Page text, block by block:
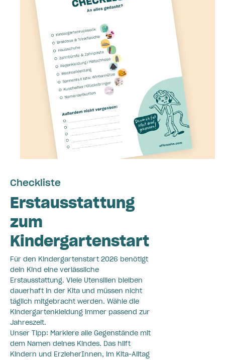
Checkliste
Erstausstattung
zum
Kindergartenstart
Für den Kindergartenstart 2026 benötigt
dein Kind eine verlässliche
Erstausstattung. Viele Utensilien bleiben
dauerhaft in der Kita und müssen nicht
täglich mitgebracht werden. Wähle die
Kindergartenkleidung immer passend zur
Jahreszeit.
Unser Tipp: Markiere alle Gegenstände mit
dem Namen deines Kindes. Das hilft
Kindern und ErzieherInnen, im Kita-Alltag